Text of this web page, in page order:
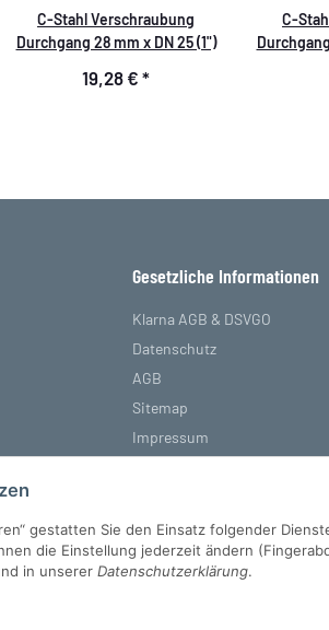
gestatten Sie den Einsatz folgender
die Einstellung jederzeit ändern
in unserer Datenschutzerklärung.
C-Stahl Verschraubung
Durchgang 28 mm x DN 25 (1")
19,28 € *
C-
Gesetzliche Informationen
Klarna AGB & DSVGO
Datenschutz
AGB
Sitemap
Impressum